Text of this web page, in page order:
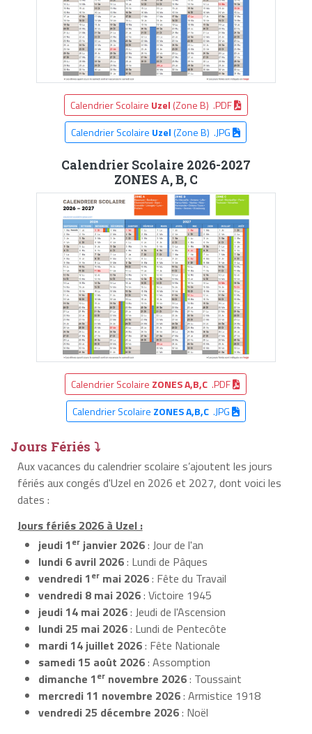
Calendrier Scolaire Uzel (Zone B) .PDF
Calendrier Scolaire Uzel(Zone B) .JPG
Calendrier Scolaire 2026-2027
ZONES A, B, C
Calendrier Scolaire ZONES A,B,C .PDF
Calendrier Scolaire ZONES A,B,C.JPG
Jours Fériés ⤵
Aux vacances du calendrier scolaire s’ajoutent les jours
fériés aux congés d'Uzel en 2026 et 2027, dont voici les
dates :
Jours fériés 2026 à Uzel :
jeudi 1er janvier 2026: Jour de l'an
lundi 6 avril 2026: Lundi de Pâques
vendredi 1er mai 2026: Fête du Travail
vendredi 8 mai 2026: Victoire 1945
jeudi 14 mai 2026: Jeudi de l'Ascension
lundi 25 mai 2026: Lundi de Pentecôte
mardi 14 juillet 2026: Fête Nationale
samedi 15 août 2026: Assomption
dimanche 1er novembre 2026: Toussaint
mercredi 11 novembre 2026: Armistice 1918
vendredi 25 décembre 2026: Noël